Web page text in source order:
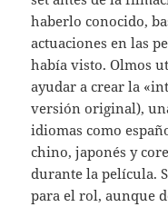
haberlo conocido,
actuaciones en las
había visto. Olmos
ayudar a crear la
versión original),
idiomas como
chino, japonés y
durante la película.
para el rol, aunque